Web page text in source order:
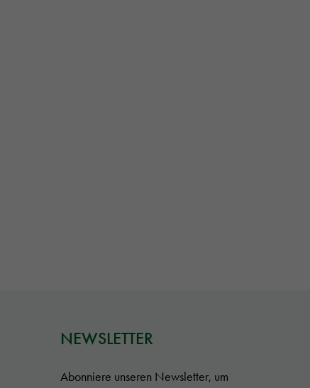
NEWSLETTER
Abonniere unseren Newsletter, um